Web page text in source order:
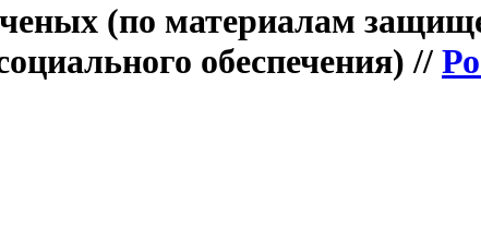
(по материалам
обеспечения) //